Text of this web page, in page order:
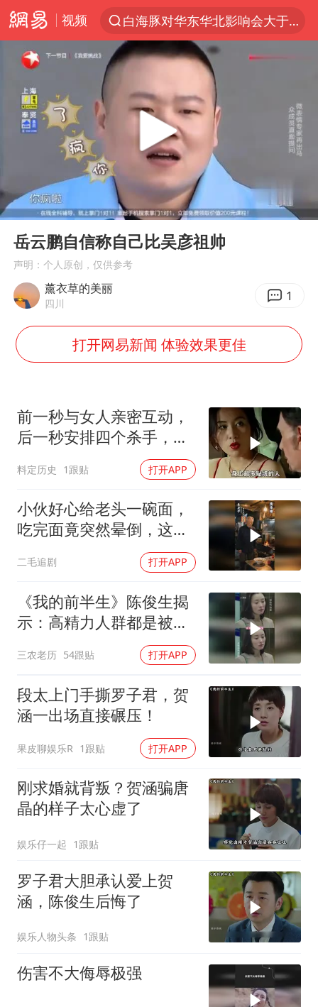
视频
白海豚对华东华北影响会大于巴威
夏日经济乘热而上 消费市场向新而行
浙江省甬江发生2026年第1号洪水
全球最大级别运输船通过长江大桥
美将每月供乌爱国者拦截导弹
白海豚北上或致京津冀暴雨
宝妈给四胞胎取名平安喜乐
BLG经理辟谣Bin离队
云南一男子胃中取出180颗铁钉
总书记点赞的非遗苗绣焕发新生机
Play
00:00 02:22
岳云鹏自信称自己比吴彦祖帅
声明：个人原创，仅供参考
薰衣草的美丽
四川 1
打开网易新闻 体验效果更佳
前一秒与女人亲密互动，
后一秒安排四个杀手，目
料定历史 1跟贴 打开APP
小伙好心给老头一碗面，
吃完面竟突然晕倒，这下
二毛追剧 打开APP
《我的前半生》陈俊生揭
示：高精力人群都是被伺
三农老历 54跟贴 打开APP
段太上门手撕罗子君，贺
涵一出场直接碾压！
果皮聊娱乐R 1跟贴 打开APP
刚求婚就背叛？贺涵骗唐
晶的样子太心虚了
娱乐仔一起 1跟贴
罗子君大胆承认爱上贺
涵，陈俊生后悔了
娱乐人物头条 1跟贴
伤害不大侮辱极强